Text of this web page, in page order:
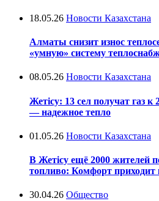
18.05.26 Новости Казахстана
Алматы снизит износ
«умную» систему
08.05.26 Новости Казахстана
Жетісу: 13 сел получат газ
— надежное тепло
01.05.26 Новости Казахстана
В Жетісу ещё 2000 жителей
топливо: Комфорт приходит
30.04.26 Общество